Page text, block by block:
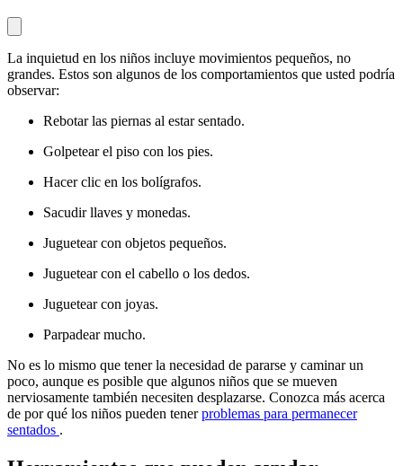
La inquietud en los niños incluye movimientos pequeños, no
grandes. Estos son algunos de los comportamientos que usted podría
observar:
Rebotar las piernas al estar sentado.
Golpetear el piso con los pies.
Hacer clic en los bolígrafos.
Sacudir llaves y monedas.
Juguetear con objetos pequeños.
Juguetear con el cabello o los dedos.
Juguetear con joyas.
Parpadear mucho.
No es lo mismo que tener la necesidad de pararse y caminar un
poco, aunque es posible que algunos niños que se mueven
nerviosamente también necesiten desplazarse. Conozca más acerca
de por qué los niños pueden tenerproblemas para permanecer
sentados .